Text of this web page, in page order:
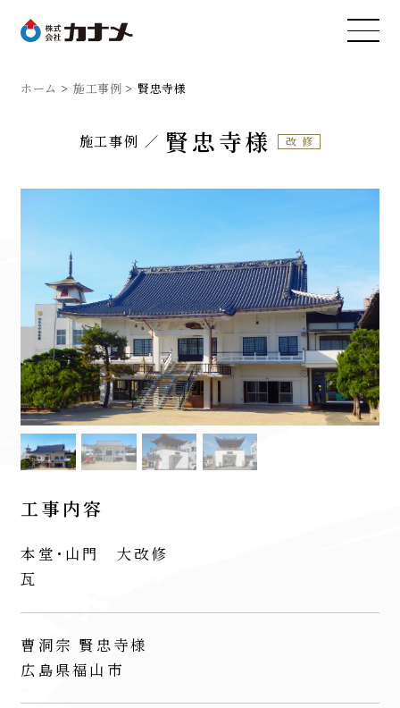
ホーム 施工事例 賢忠寺様
施工事例 賢忠寺様 改修
工事内容
本堂･山門 大改修
瓦
曹洞宗 賢忠寺様
広島県福山市